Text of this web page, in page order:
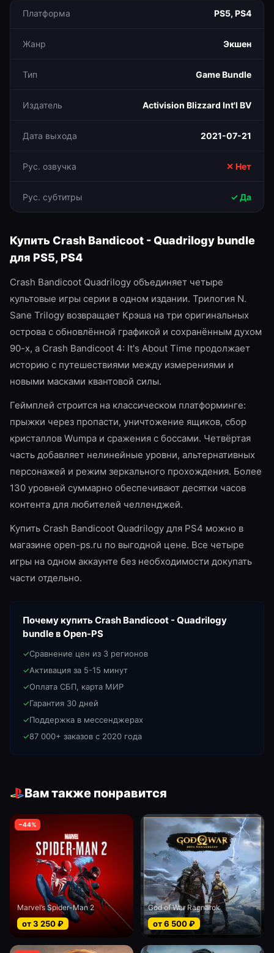
Платформа PS5, PS4
Жанр Экшен
Тип Game Bundle
Издатель Activision Blizzard Int'l BV
Дата выхода 2021-07-21
Рус. озвучка ✕ Нет
Рус. субтитры ✓ Да
Купить Crash Bandicoot - Quadrilogy bundle
для PS5, PS4
Crash Bandicoot Quadrilogy объединяет четыре
культовые игры серии в одном издании. Трилогия N.
Sane Trilogy возвращает Крэша на три оригинальных
острова с обновлённой графикой и сохранённым духом
90-х, а Crash Bandicoot 4: It's About Time продолжает
историю с путешествиями между измерениями и
новыми масками квантовой силы.
Геймплей строится на классическом платформинге:
прыжки через пропасти, уничтожение ящиков, сбор
кристаллов Wumpa и сражения с боссами. Четвёртая
часть добавляет нелинейные уровни, альтернативных
персонажей и режим зеркального прохождения. Более
130 уровней суммарно обеспечивают десятки часов
контента для любителей челленджей.
Купить Crash Bandicoot Quadrilogy для PS4 можно в
магазине open-ps.ru по выгодной цене. Все четыре
игры на одном аккаунте без необходимости докупать
части отдельно.
Почему купитьCrash Bandicoot - Quadrilogy
bundleв Open-PS
✓Сравнение цен из 3 регионов
✓Активация за 5-15 минут
✓Оплата СБП, карта МИР
✓Гарантия 30 дней
✓Поддержка в мессенджерах
✓87 000+ заказов с 2020 года
Вам также понравится
−44%
Marvel’s Spider-Man 2
от3 250₽
God of War Ragnarok
от6 500₽